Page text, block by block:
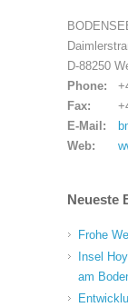
D-88250
Phone:
Fax:
E-Mail:
Web:
Neueste
Frohe
Insel
am